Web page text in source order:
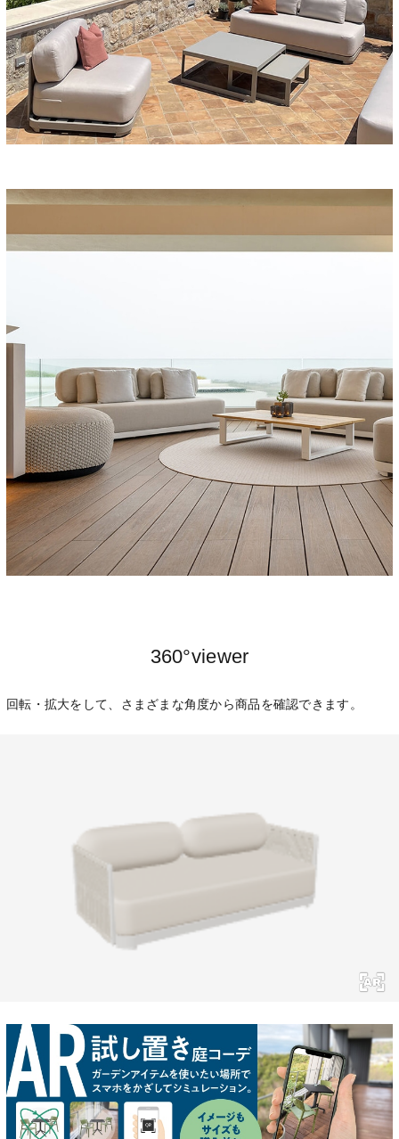
360°viewer
回転・拡大をして、さまざまな角度から商品を確認できます。